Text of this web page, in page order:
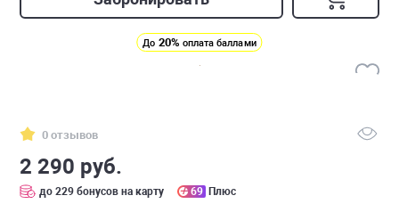
До 20% оплата баллами
0 отзывов
2 290 руб.
до 229 бонусов на карту 69 Плюс